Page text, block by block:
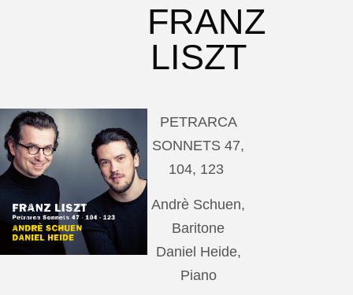
FRANZ
LISZT
PETRARCA
SONNETS 47,
104, 123
Andrè Schuen,
Baritone
Daniel Heide,
Piano